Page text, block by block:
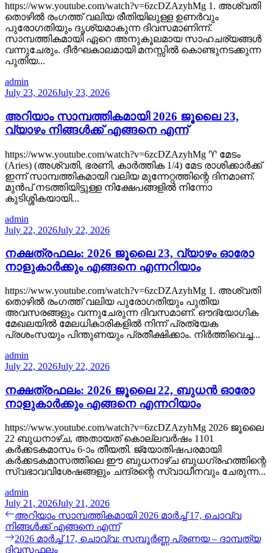
https://www.youtube.com/watch?v=6zcDZAzyhMg 1. അശ്വതി
തൊഴിൽ രംഗത്ത് വലിയ രീതിയിലുള്ള ഉണർവും
പുരോഗതിയും ദൃശ്യമാകുന്ന ദിവസമാണിന്ന്.
സാമ്പത്തികമായി ഏറെ അനുകൂലമായ സാഹചര്യങ്ങൾ
വന്നുചേരും. ദീർഘകാലമായി മനസ്സിൽ കൊണ്ടുനടക്കുന്ന
പുതിയ...
admin
July 23, 2026July 23, 2026
അറിയാം സാമ്പത്തികമായി 2026 ജൂലൈ 23,
വ്യാഴം നിങ്ങൾക്ക് എങ്ങനെ എന്ന്
https://www.youtube.com/watch?v=6zcDZAzyhMg ♈ മേടം
(Aries) (അശ്വതി, ഭരണി, കാർത്തിക 1/4) മേട രാശിക്കാർക്ക്
ഇന്ന് സാമ്പത്തികമായി വലിയ മുന്നേറ്റത്തിന്റെ ദിനമാണ്.
മുൻപ് നടത്തിയിട്ടുള്ള നിക്ഷേപങ്ങളിൽ നിന്നോ
കുടിശ്ശികയായി...
admin
July 22, 2026July 22, 2026
നക്ഷത്രഫലം: 2026 ജൂലൈ 23, വ്യാഴം ഓരോ
നാളുകാർക്കും എങ്ങനെ എന്നറിയാം
https://www.youtube.com/watch?v=6zcDZAzyhMg 1. അശ്വതി
തൊഴിൽ രംഗത്ത് വലിയ പുരോഗതിയും പുതിയ
അവസരങ്ങളും വന്നുചേരുന്ന ദിവസമാണ്. ഔദ്യോഗിക
മേഖലയിൽ മേലധികാരികളിൽ നിന്ന് പ്രത്യേക
പ്രശംസയും പിന്തുണയും പ്രതീക്ഷിക്കാം. നിർത്തിവെച്ച...
admin
July 22, 2026July 22, 2026
നക്ഷത്രഫലം: 2026 ജൂലൈ 22, ബുധൻ ഓരോ
നാളുകാർക്കും എങ്ങനെ എന്നറിയാം
https://www.youtube.com/watch?v=6zcDZAzyhMg 2026 ജൂലൈ
22 ബുധനാഴ്ച, അതായത് കൊല്ലവർഷം 1101
കർക്കടകമാസം 6-ാം തീയതി. ജ്യോതിഷപരമായി
കർക്കടകമാസത്തിലെ ഈ ബുധനാഴ്ച ബുധഗ്രഹത്തിന്റെ
സ്വഭാവവിശേഷങ്ങളും ചന്ദ്രന്റെ സ്വാധീനവും ചേരുന്ന...
admin
July 21, 2026July 21, 2026
Post
navigation
Previous
post:
അറിയാം സാമ്പത്തികമായി 2026 മാർച്ച് 17, ചൊവ്വ
നിങ്ങൾക്ക് എങ്ങനെ എന്ന്
Next
post:
2026 മാർച്ച് 17, ചൊവ്വ: സമ്പൂർണ്ണ പ്രണയ – ദാമ്പത്യ
ദിവസഫലം